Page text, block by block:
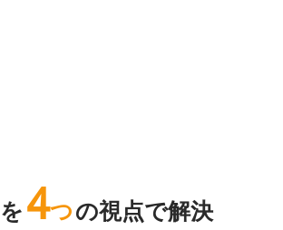
を 4つの視点で解決